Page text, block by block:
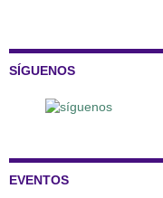
SÍGUENOS
EVENTOS